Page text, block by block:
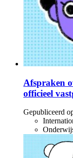
Afspraken
officieel
Gepubliceerd